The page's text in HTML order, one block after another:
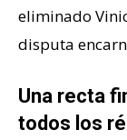
eliminado
disputa
Una recta
todos los